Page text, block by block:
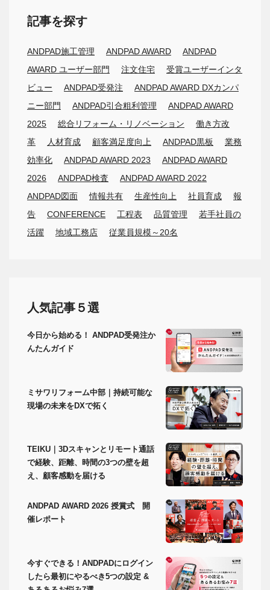
記事を探す
ANDPAD施工管理 ANDPAD AWARD
ANDPAD
AWARD ユーザー部門
注文住宅
受賞ユーザーインタ
ビュー
ANDPAD受発注
ANDPAD AWARD DXカンパ
ニー部門
ANDPAD引合粗利管理
ANDPAD AWARD
2025
総合リフォーム・リノベーション
働き方改
革
人材育成 顧客満足度向上 ANDPAD黒板
業務
効率化
ANDPAD AWARD 2023
ANDPAD AWARD
2026
ANDPAD検査
ANDPAD AWARD 2022
ANDPAD図面
情報共有 生産性向上 社員育成
報
告
CONFERENCE 工程表 品質管理
若手社員の
活躍
地域工務店 従業員規模～20名
人気記事５選
今日から始める！ ANDPAD受発注か
んたんガイド
ミサワリフォーム中部｜持続可能な
現場の未来をDXで拓く
TEIKU｜3Dスキャンとリモート通話
で経験、距離、時間の3つの壁を超
え、顧客感動を届ける
ANDPAD AWARD 2026 授賞式 開
催レポート
今すぐできる！ANDPADにログイン
したら最初にやるべき5つの設定 &